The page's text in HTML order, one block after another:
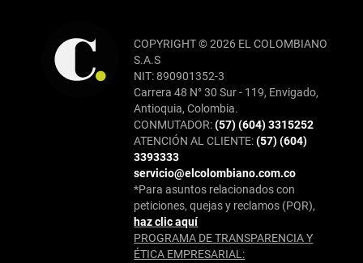
COPYRIGHT © 2026 EL COLOMBIANO
S.A.S
NIT: 890901352-3
Carrera 48 N° 30 Sur - 119, Envigado,
Antioquia, Colombia.
CONMUTADOR:(57) (604) 3315252
ATENCIÓN AL CLIENTE:(57) (604)
3393333
servicio@elcolombiano.com.co
*Para asuntos relacionados con
peticiones, quejas y reclamos (PQR),
haz clic aquí
PROGRAMA DE TRANSPARENCIA Y
ÉTICA EMPRESARIAL: